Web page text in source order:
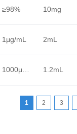
≥98% 10mg
1μg/mL 2mL
1.2mL
1 2 3